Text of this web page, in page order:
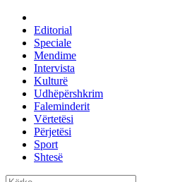
Editorial
Speciale
Mendime
Intervista
Kulturë
Udhëpërshkrim
Faleminderit
Vërtetësi
Përjetësi
Sport
Shtesë